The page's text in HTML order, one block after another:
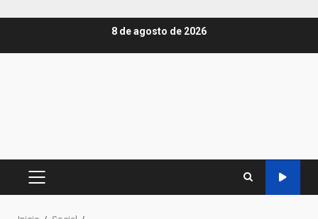
8 de agosto de 2026
MENÚ